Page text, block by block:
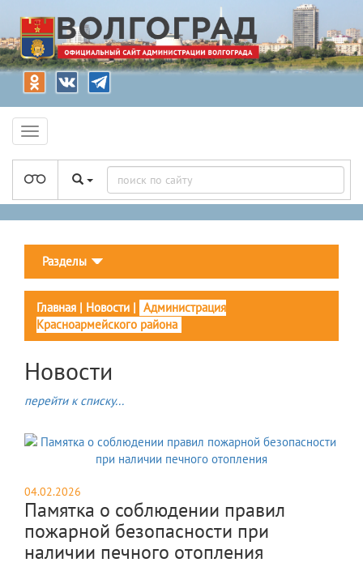
Разделы
Главная | Новости | Администрация
Красноармейского района
Новости
перейти к списку...
04.02.2026
Памятка о соблюдении правил
пожарной безопасности при
наличии печного отопления